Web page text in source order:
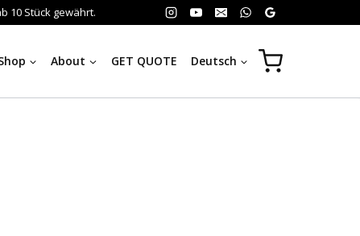
10 Stück gewährt.
About GET QUOTE Deutsch